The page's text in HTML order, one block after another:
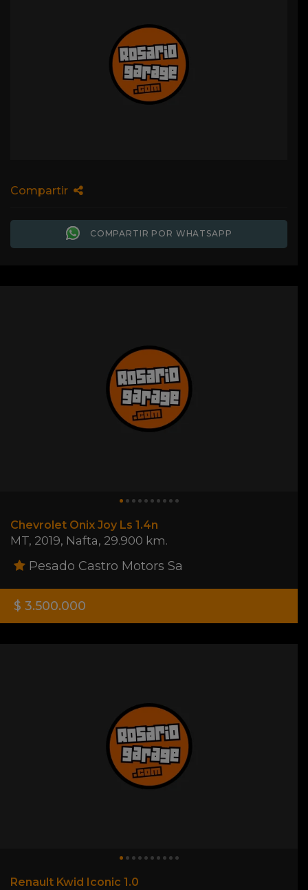
Compartir
COMPARTIR POR WHATSAPP
Chevrolet Onix Joy Ls 1.4n
MT, 2019, Nafta, 29.900 km.
Pesado Castro Motors Sa
$ 3.500.000
Renault Kwid Iconic 1.0